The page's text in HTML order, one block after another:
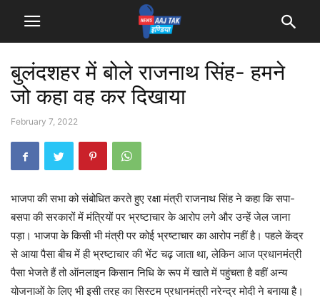
बुलंदशहर में बोले राजनाथ सिंह- हमने
जो कहा वह कर दिखाया
February 7, 2022
भाजपा की सभा को संबोधित करते हुए रक्षा मंत्री राजनाथ सिंह ने कहा कि सपा-
बसपा की सरकारों में मंत्रियों पर भ्रष्टाचार के आरोप लगे और उन्हें जेल जाना
पड़ा। भाजपा के किसी भी मंत्री पर कोई भ्रष्टाचार का आरोप नहीं है। पहले केंद्र
से आया पैसा बीच में ही भ्रष्टाचार की भेंट चढ़ जाता था, लेकिन आज प्रधानमंत्री
पैसा भेजते हैं तो ऑनलाइन किसान निधि के रूप में खाते में पहुंचता है वहीं अन्य
योजनाओं के लिए भी इसी तरह का सिस्टम प्रधानमंत्री नरेन्‍द्र मोदी ने बनाया है।